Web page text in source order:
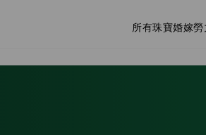
所有珠寶婚嫁勞